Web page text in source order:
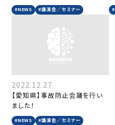
#NEWS #講演会／セミナー
2022.12.27
【愛知県】事故防止会議を行い
ました！
#NEWS #講演会／セミナー